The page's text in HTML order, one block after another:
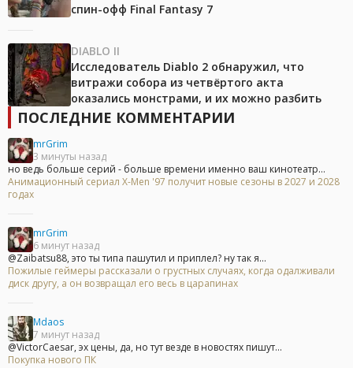
спин-офф Final Fantasy 7
DIABLO II
Исследователь Diablo 2 обнаружил, что
витражи собора из четвёртого акта
оказались монстрами, и их можно разбить
ПОСЛЕДНИЕ КОММЕНТАРИИ
mrGrim
3 минуты назад
но ведь больше серий - больше времени именно ваш кинотеатр...
Анимационный сериал X-Men '97 получит новые сезоны в 2027 и 2028
годах
mrGrim
6 минут назад
@Zaibatsu88, это ты типа пашутил и приплел? ну так я...
Пожилые геймеры рассказали о грустных случаях, когда одалживали
диск другу, а он возвращал его весь в царапинах
Mdaos
7 минут назад
@VictorCaesar, эх цены, да, но тут везде в новостях пишут...
Покупка нового ПК